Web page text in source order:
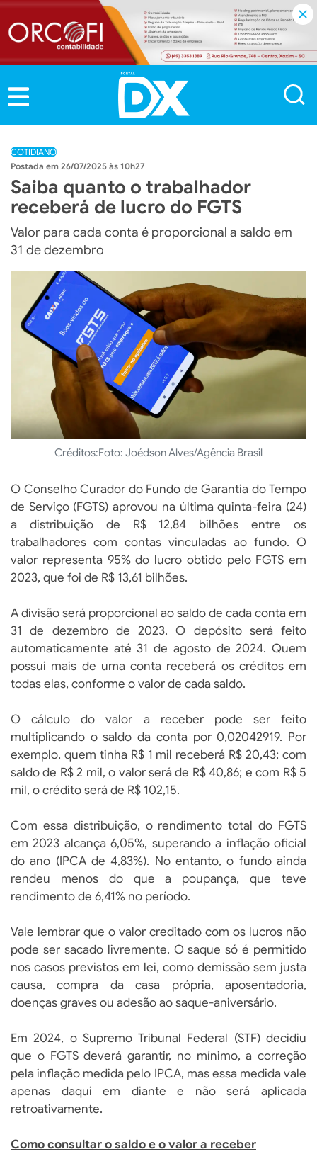
COTIDIANO
26/07/2025 às 10h27
Saiba quanto o trabalhador
receberá de lucro do FGTS
Valor para cada conta é proporcional a saldo em
31 de dezembro
Créditos:Foto: Joédson Alves/Agência Brasil
O Conselho Curador do Fundo de Garantia do Tempo
de Serviço (FGTS) aprovou na última quinta-feira (24)
a distribuição de R$ 12,84 bilhões entre os
trabalhadores com contas vinculadas ao fundo. O
valor representa 95% do lucro obtido pelo FGTS em
2023, que foi de R$ 13,61 bilhões.
A divisão será proporcional ao saldo de cada conta em
31 de dezembro de 2023. O depósito será feito
automaticamente até 31 de agosto de 2024. Quem
possui mais de uma conta receberá os créditos em
todas elas, conforme o valor de cada saldo.
O cálculo do valor a receber pode ser feito
multiplicando o saldo da conta por 0,02042919. Por
exemplo, quem tinha R$ 1 mil receberá R$ 20,43; com
saldo de R$ 2 mil, o valor será de R$ 40,86; e com R$ 5
mil, o crédito será de R$ 102,15.
Com essa distribuição, o rendimento total do FGTS
em 2023 alcança 6,05%, superando a inflação oficial
do ano (IPCA de 4,83%). No entanto, o fundo ainda
rendeu menos do que a poupança, que teve
rendimento de 6,41% no período.
Vale lembrar que o valor creditado com os lucros não
pode ser sacado livremente. O saque só é permitido
nos casos previstos em lei, como demissão sem justa
causa, compra da casa própria, aposentadoria,
doenças graves ou adesão ao saque-aniversário.
Em 2024, o Supremo Tribunal Federal (STF) decidiu
que o FGTS deverá garantir, no mínimo, a correção
pela inflação medida pelo IPCA, mas essa medida vale
apenas daqui em diante e não será aplicada
retroativamente.
Como consultar o saldo e o valor a receber